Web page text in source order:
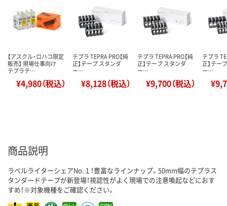
【アスクル・ロハコ限定
販売】 現場仕事向け
テプラテ…
¥4,980（税込）
テプラ TEPRA PRO【純
正】テープ スタンダ
ー…
¥8,128（税込）
テプラ TEPRA PRO【純
正】テープ スタンダ
ー…
¥9,700（税込）
テプラ
正】テー
ー…
商品説明
ラベルライターシェアNo.１！豊富なラインナップ。50mm幅のテプラス
タンダードテープが新登場！視認性がよく現場での注意喚起などにおす
すめ！※対象機種をご確認ください。